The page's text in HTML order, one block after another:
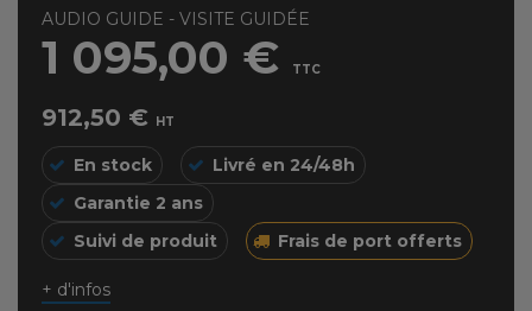
AUDIO GUIDE - VISITE GUIDÉE
1 095,00 € TTC
912,50 € HT
En stock
Livré en 24/48h
Garantie 2 ans
Suivi de produit
Frais de port offerts
+ d'infos